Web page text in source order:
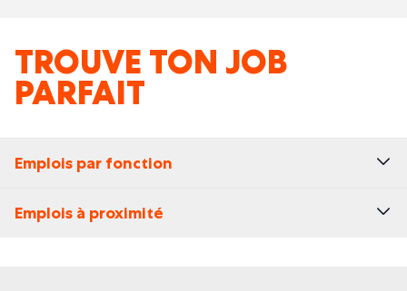
TROUVE TON JOB
PARFAIT
Emplois par fonction
Emplois à proximité